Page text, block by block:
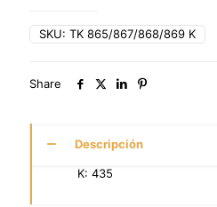
SKU: TK 865/867/868/869 K
Share
Descripción
K: 435